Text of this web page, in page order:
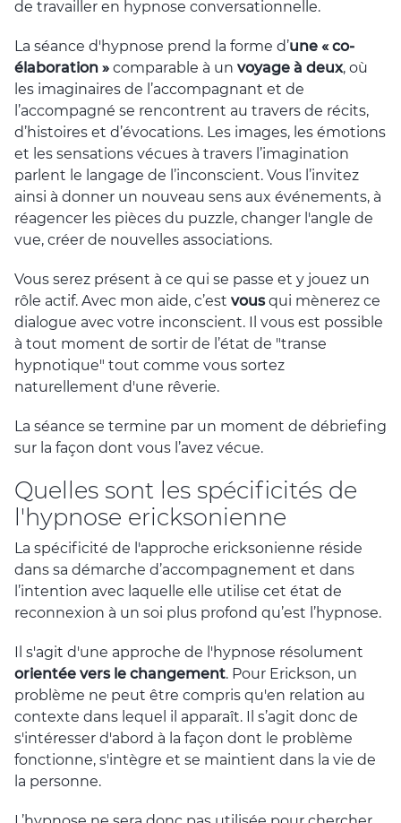
de travailler en hypnose conversationnelle.
La séance d'hypnose prend la forme d’une « co-
élaboration » comparable à un voyage à deux, où
les imaginaires de l’accompagnant et de
l’accompagné se rencontrent au travers de récits,
d’histoires et d’évocations. Les images, les émotions
et les sensations vécues à travers l’imagination
parlent le langage de l’inconscient. Vous l’invitez
ainsi à donner un nouveau sens aux événements, à
réagencer les pièces du puzzle, changer l'angle de
vue, créer de nouvelles associations.
Vous serez présent à ce qui se passe et y jouez un
rôle actif. Avec mon aide, c’est vousqui mènerez ce
dialogue avec votre inconscient. Il vous est possible
à tout moment de sortir de l’état de "transe
hypnotique" tout comme vous sortez
naturellement d'une rêverie.
La séance se termine par un moment de débriefing
sur la façon dont vous l’avez vécue.
Quelles sont les spécificités de
l'hypnose ericksonienne
La spécificité de l'approche ericksonienne réside
dans sa démarche d’accompagnement et dans
l’intention avec laquelle elle utilise cet état de
reconnexion à un soi plus profond qu’est l’hypnose.
Il s'agit d'une approche de l'hypnose résolument
orientée vers le changement. Pour Erickson, un
problème ne peut être compris qu'en relation au
contexte dans lequel il apparaît. Il s’agit donc de
s'intéresser d'abord à la façon dont le problème
fonctionne, s'intègre et se maintient dans la vie de
la personne.